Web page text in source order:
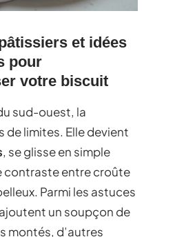
et idées
pour
votre biscuit
sud-ouest, la
de limites. Elle devient
, se glisse en simple
contraste entre croûte
Parmi les astuces
un soupçon de
montés, d’autres